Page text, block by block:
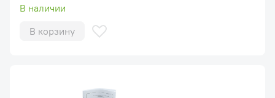
В наличии
В корзину